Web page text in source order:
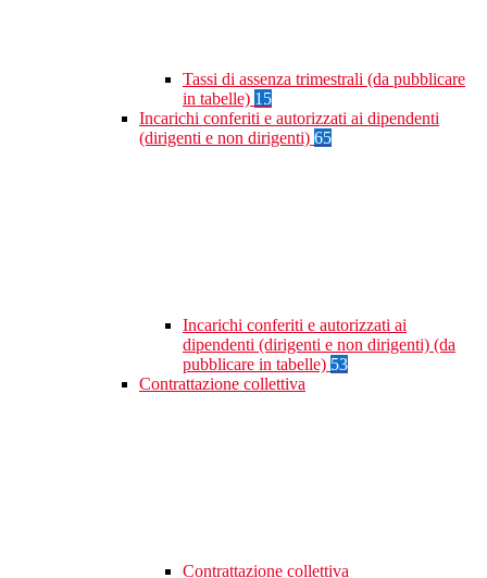
Tassi di assenza trimestrali (da pubblicare
in tabelle) 15
Incarichi conferiti e autorizzati ai dipendenti
(dirigenti e non dirigenti) 65
Incarichi conferiti e autorizzati ai
dipendenti (dirigenti e non dirigenti) (da
pubblicare in tabelle) 53
Contrattazione collettiva
Contrattazione collettiva